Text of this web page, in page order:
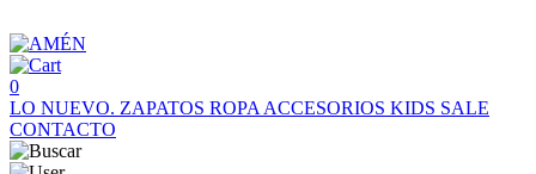
0
LO NUEVO. ZAPATOS ROPA ACCESORIOS KIDS SALE
CONTACTO